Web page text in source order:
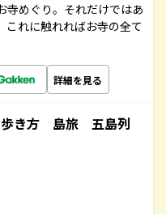
寺めぐり。それだけではあ
これに触れればお寺の全て
詳細を見る
き方 島旅 五島列